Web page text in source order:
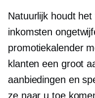
Natuurlijk houdt
inkomsten
promotiekalender
klanten een groot
aanbiedingen en
ze naar u toe